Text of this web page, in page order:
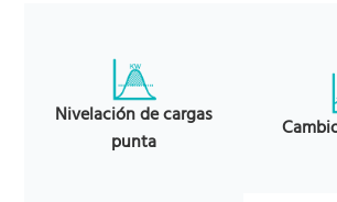
Nivelación de cargas
punta